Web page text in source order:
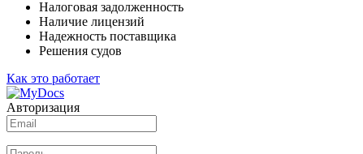
Налоговая задолженность
Наличие лицензий
Надежность поставщика
Решения судов
Как это работает
Авторизация